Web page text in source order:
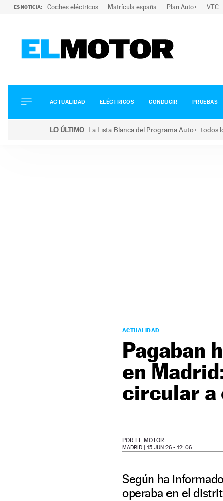
ES NOTICIA: Coches eléctricos Matrícula españa Plan Auto+ VTC
ELÉCTRICOS
CONDUCIR
ACTUALIDAD ELÉCTRICOS CONDUCIR PRUEBAS
LO ÚLTIMO La Lista Blanca del Programa Auto+: todos
ACTUALIDAD
Pagaban
en
circular a
POR EL MOTOR
MADRID | 15 JUN 26 - 12: 06
Según ha
operaba en el